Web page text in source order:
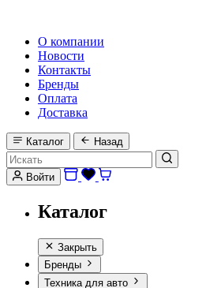
О компании
Новости
Контакты
Бренды
Оплата
Доставка
Каталог Назад
Войти
Каталог
Закрыть
Бренды
Техника для авто